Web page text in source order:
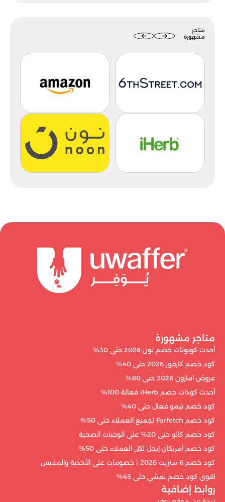
متاجر
مشهورة
متاجر مشهورة
أحدث كوبونات خصم نون 2026 حتى 30%
كود خصم كارفور 2026 حتى 40%
عروض امازون 2026 حتى 80%
أحدث كودات خصم iHerb فعالة 100%
كود خصم تيمو فعال حتى 40%
كود خصم Farfetch لجميع العملاء حتى 50%
كود خصم كالو حتى 20% على الوجبات الصحية
كود خصم أمريكان إيجل لكل العملاء حتى 50%
كود خصم 6 ستريت 2026 | خصومات على الأحذية والملابس
اقوى كود خصم نمشي حتى 45%
روابط إضافية